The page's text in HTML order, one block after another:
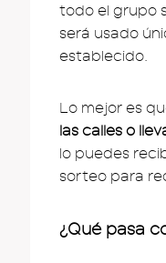
todo el grupo
será usado
establecido.
Lo mejor es
las calles o
lo puedes
sorteo para
¿Qué pasa